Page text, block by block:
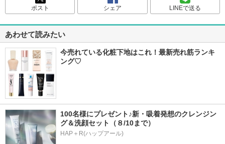
ポスト シェア LINEで送る
あわせて読みたい
今売れている化粧下地はこれ！最新売れ筋ランキ
ング♡
100名様にプレゼント♪新・吸着発想のクレンジン
グ＆洗顔セット（８/10まで）
HAP＋R(ハップアール)